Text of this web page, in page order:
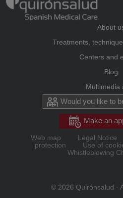
About
Treatments,
Centers and
Blog
Multimedia
Would you like to
Make an
Web map Legal Notice
protection
Use of
Whistleblowing
© 2026 Quirónsalud -